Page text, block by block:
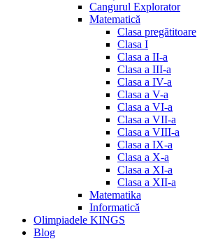
Cangurul Explorator
Matematică
Clasa pregătitoare
Clasa I
Clasa a II-a
Clasa a III-a
Clasa a IV-a
Clasa a V-a
Clasa a VI-a
Clasa a VII-a
Clasa a VIII-a
Clasa a IX-a
Clasa a X-a
Clasa a XI-a
Clasa a XII-a
Matematika
Informatică
Olimpiadele KINGS
Blog